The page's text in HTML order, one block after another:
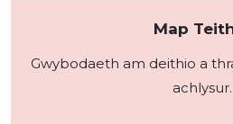
Map
Gwybodaeth am deithio a
achlysur.